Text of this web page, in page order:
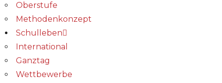
Oberstufe
Methodenkonzept
Schulleben
International
Ganztag
Wettbewerbe